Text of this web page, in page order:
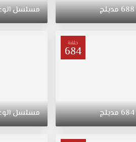
688مدبلج مسلسل
حلقة
684
684مدبلج مسلسل